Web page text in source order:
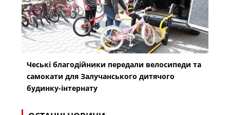
Чеські благодійники передали велосипеди та
самокати для Залучанського дитячого
будинку-інтернату